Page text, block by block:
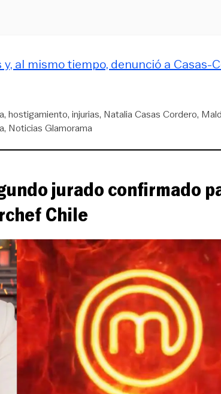
al mismo tiempo, denunció a Casas-
hostigamiento injurias Natalia Casas Cordero
Noticias Glamorama
jurado confirmado
Chile